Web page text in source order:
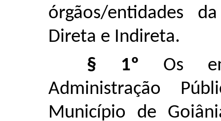
órgãos/entidades
Direta e Indireta.
§ 1º Os
Administração
Município de